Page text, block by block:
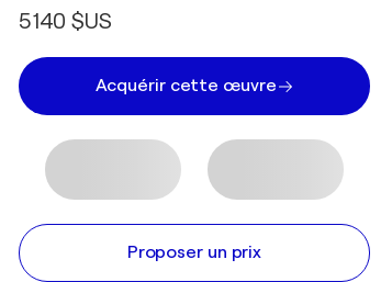
5 140 $US
Acquérir cette œuvre
Proposer un prix